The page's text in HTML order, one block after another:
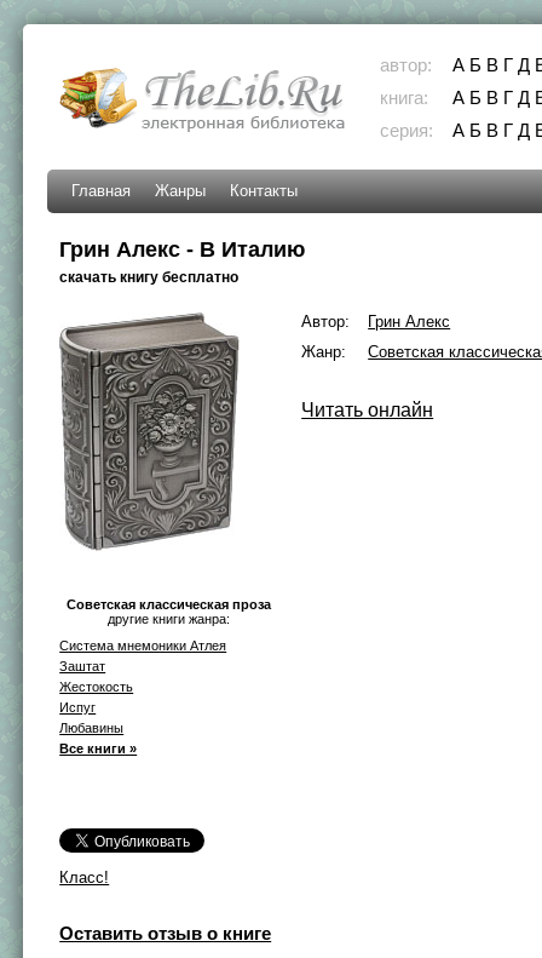
автор: А Б В Г Д
книга:
А Б В Г Д
серия:
А Б В Г Д
Главная Жанры Контакты
Грин Алекс - В Италию
скачать книгу бесплатно
Советская классическая проза
другие книги жанра:
Система мнемоники Атлея
Заштат
Жестокость
Испуг
Любавины
Все книги »
Класс!
Автор:
Грин Алекс
Жанр:
Советская
Читать онлайн
Оставить отзыв о книге